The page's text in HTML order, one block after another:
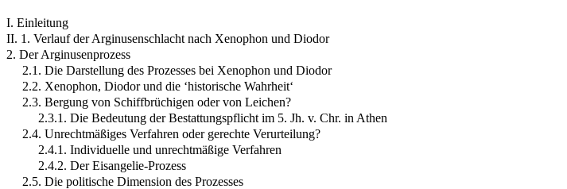
I. Einleitung
II. 1. Verlauf der Arginusenschlacht nach Xenophon und Diodor
2. Der Arginusenprozess
2.1. Die Darstellung des Prozesses bei Xenophon und Diodor
2.2. Xenophon, Diodor und die ‘historische Wahrheit‘
2.3. Bergung von Schiffbrüchigen oder von Leichen?
2.3.1. Die Bedeutung der Bestattungspflicht im 5. Jh. v. Chr. in Athen
2.4. Unrechtmäßiges Verfahren oder gerechte Verurteilung?
2.4.1. Individuelle und unrechtmäßige Verfahren
2.4.2. Der Eisangelie-Prozess
2.5. Die politische Dimension des Prozesses